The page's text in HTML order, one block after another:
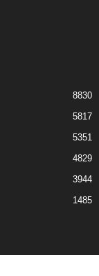
8830
5817
5351
4829
3944
1485